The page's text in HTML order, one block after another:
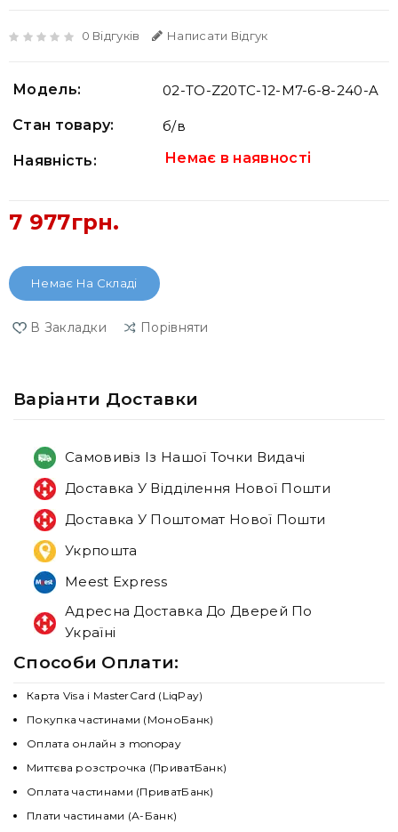
0 Відгуків Написати Відгук
Модель: 02-TO-Z20TC-12-M7-6-8-240-A
Стан товару: б/в
Наявність: Немає в наявності
7 977грн.
Немає На Складі
В Закладки Порівняти
Варiанти Доставки
Самовивіз Із Нашої Точки Видачі
Доставка У Відділення Нової Пошти
Доставка У Поштомат Нової Пошти
Укрпошта
Meest Express
Адресна Доставка До Дверей По
Україні
Способи Оплати:
Карта Visa і MasterCard (LiqPay)
Покупка частинами (МоноБанк)
Оплата онлайн з monopay
Миттєва розстрочка (ПриватБанк)
Оплата частинами (ПриватБанк)
Плати частинами (А-Банк)